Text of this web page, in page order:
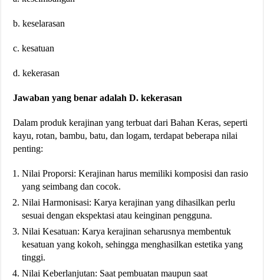
b. keselarasan
c. kesatuan
d. kekerasan
Jawaban yang benar adalah D. kekerasan
Dalam produk kerajinan yang terbuat dari Bahan Keras, seperti
kayu, rotan, bambu, batu, dan logam, terdapat beberapa nilai
penting:
Nilai Proporsi: Kerajinan harus memiliki komposisi dan rasio
yang seimbang dan cocok.
Nilai Harmonisasi: Karya kerajinan yang dihasilkan perlu
sesuai dengan ekspektasi atau keinginan pengguna.
Nilai Kesatuan: Karya kerajinan seharusnya membentuk
kesatuan yang kokoh, sehingga menghasilkan estetika yang
tinggi.
Nilai Keberlanjutan: Saat pembuatan maupun saat